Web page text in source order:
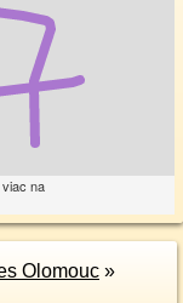
viac na
Olomouc »